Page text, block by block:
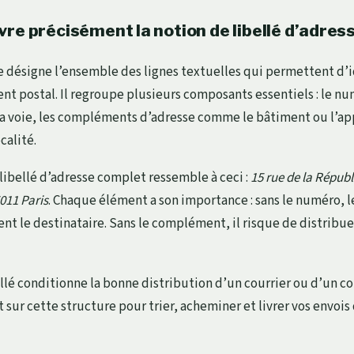
précisément la notion de libellé
désigne l’ensemble des lignes textuelles qui permettent
postal. Il regroupe plusieurs composants essentiels : le
voie, les compléments d’adresse comme le bâtiment ou
d’adresse complet ressemble à ceci : 15 rue de la
Paris. Chaque élément a son importance : sans le
le destinataire. Sans le complément, il risque de
conditionne la bonne distribution d’un courrier ou d’un
sur cette structure pour trier, acheminer et livrer vos